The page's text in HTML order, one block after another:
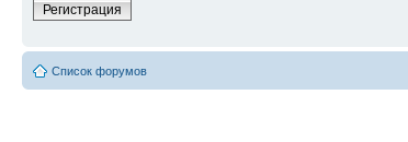
Регистрация
Список форумов